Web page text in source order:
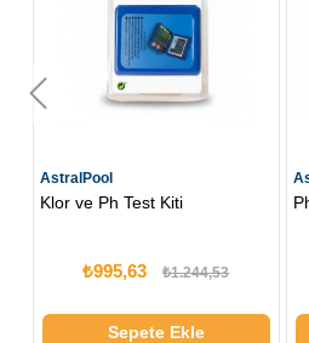
Ph + Klor Sıvılı Test Kiti
₺774,38
Sepete Ekle